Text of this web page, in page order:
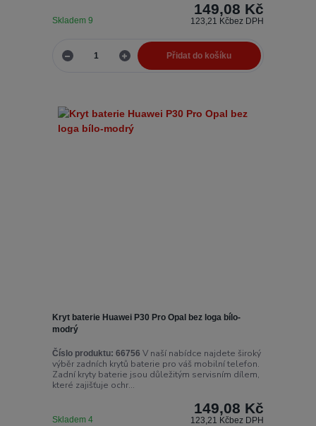
149,08 Kč
123,21 Kčbez DPH
Skladem 9
Přidat do košíku
Kryt baterie Huawei P30 Pro Opal bez loga bílo-
modrý
Číslo produktu: 66756 V naší nabídce najdete široký
výběr zadních krytů baterie pro váš mobilní telefon.
Zadní kryty baterie jsou důležitým servisním dílem,
které zajišťuje ochr...
149,08 Kč
123,21 Kčbez DPH
Skladem 4